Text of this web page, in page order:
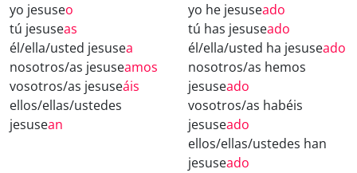
yo jesuseo
tú jesuseas
él/ella/usted jesusea
nosotros/as jesuseamos
vosotros/as jesuseáis
ellos/ellas/ustedes
jesusean
yo he jesuseado
tú has jesuseado
él/ella/usted ha jesuseado
nosotros/as hemos
jesuseado
vosotros/as habéis
jesuseado
ellos/ellas/ustedes han
jesuseado